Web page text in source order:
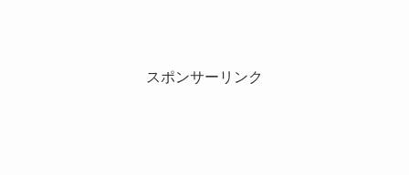
スポンサーリンク